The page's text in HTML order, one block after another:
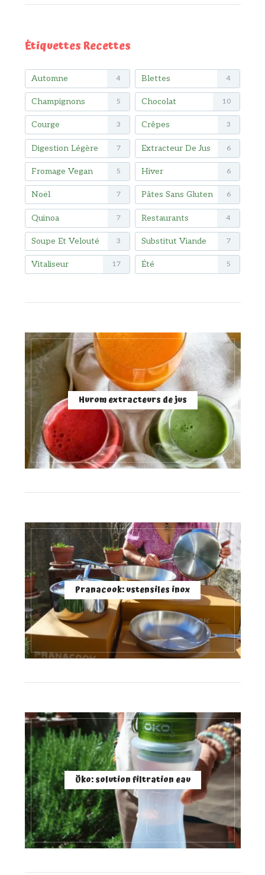
Étiquettes Recettes
Automne 4 Blettes 4
Champignons 5 Chocolat 10
Courge 3 Crêpes 3
Digestion Légère 7 Extracteur De Jus 6
Fromage Vegan 5 Hiver 6
Noël 7 Pâtes Sans Gluten 6
Quinoa 7 Restaurants 4
Soupe Et Velouté 3 Substitut Viande 7
Vitaliseur 17 Été 5
Hurom extracteurs de jus
Pranacook: ustensiles inox
Öko: solution filtration eau